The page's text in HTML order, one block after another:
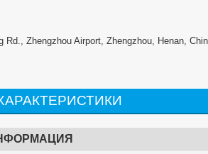
Zhengzhou Airport, Zhengzhou, Henan,